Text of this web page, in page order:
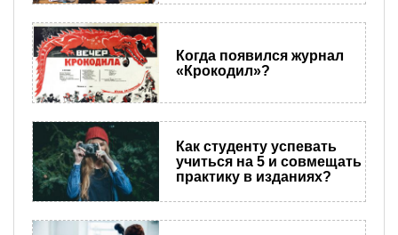
Когда появился журнал
«Крокодил»?
Как студенту успевать
учиться на 5 и совмещать
практику в изданиях?